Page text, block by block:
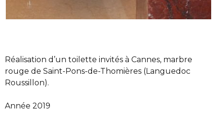
Réalisation d’un toilette invités à Cannes, marbre
rouge de Saint-Pons-de-Thomières (Languedoc
Roussillon).
Année 2019